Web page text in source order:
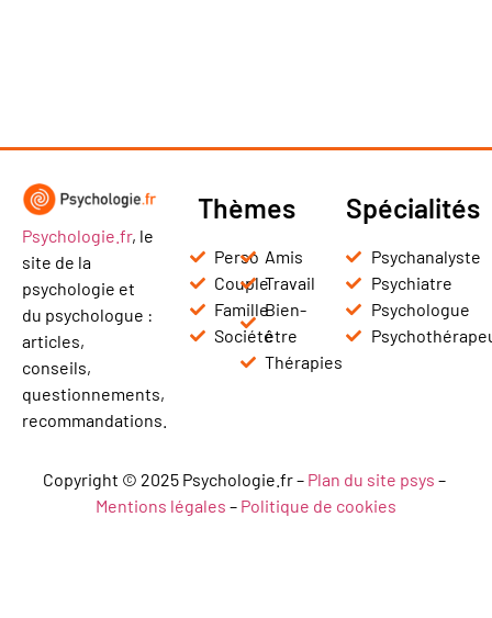
Psychologie.fr, le
site de la
psychologie et
du psychologue :
articles,
conseils,
questionnements,
recommandations.
Thèmes
Perso
Couple
Famille
Société
Amis
Travail
Bien-
être
Thérapies
Spécialités
Psychanalyste
Psychiatre
Psychologue
Copyright © 2025 Psychologie.fr – Plan du site psys –
Mentions légales – Politique de cookies